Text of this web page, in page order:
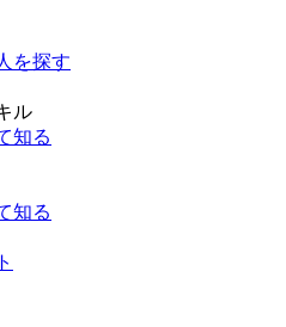
を探す
ル
知る
知る